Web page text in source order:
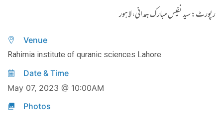
رپورٹ: سید نفیس مبارک ہمدانی، لاہور
Venue
Rahimia institute of quranic sciences Lahore
Date & Time
May 07, 2023 @ 10:00AM
Photos